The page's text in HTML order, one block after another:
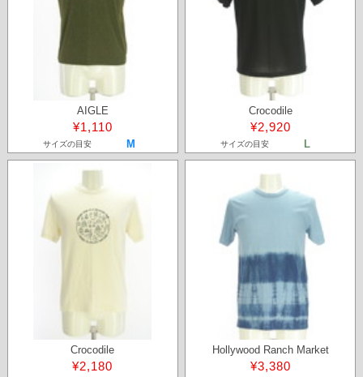
AIGLE
¥1,110
サイズの目安 M
Crocodile
¥2,920
サイズの目安 L
Crocodile
¥2,180
Hollywood Ranch Market
¥3,380